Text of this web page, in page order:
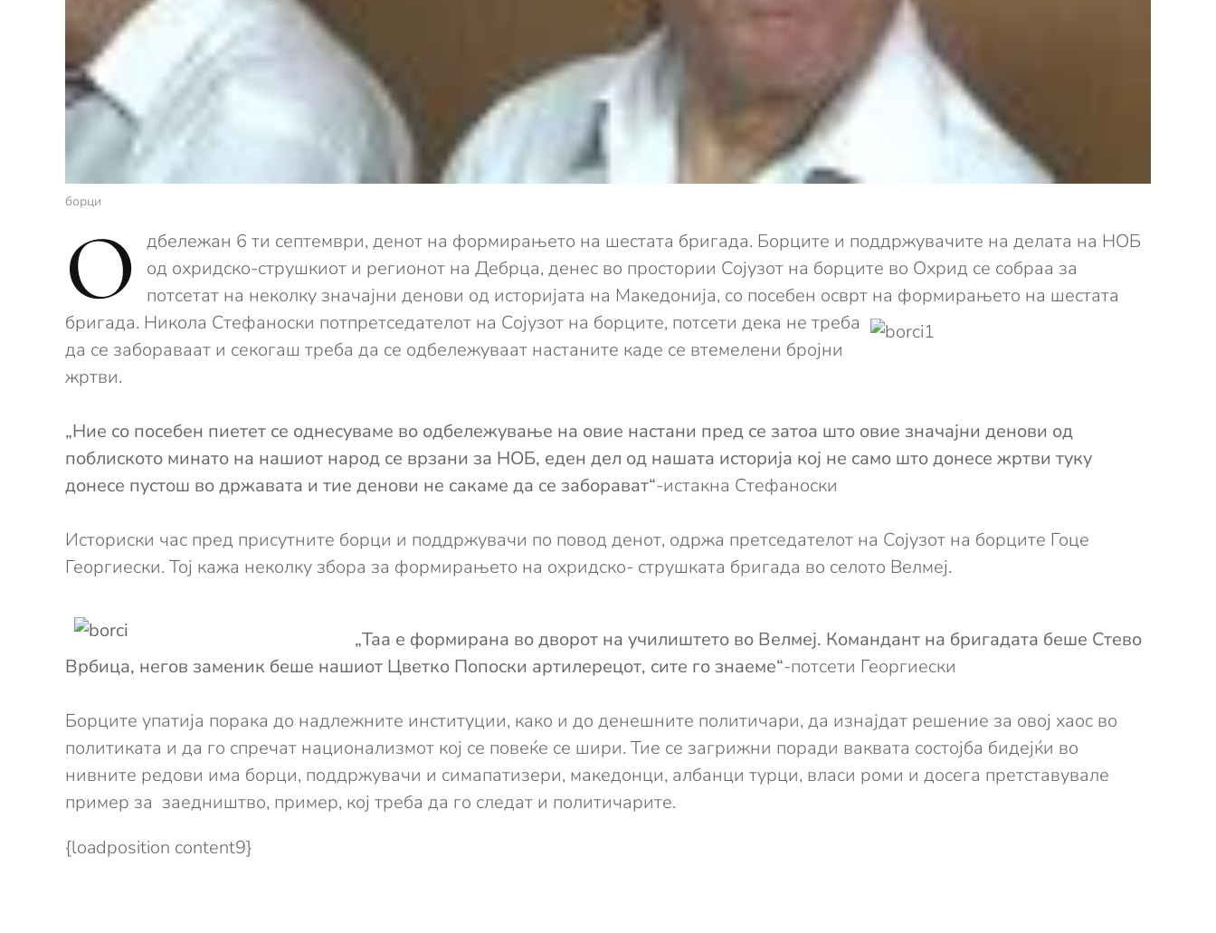
борци
О дбележан 6 ти септември, денот на формирањето на шестата бригада. Борците и поддржувачите на делата на НОБ
од охридско-струшкиот и регионот на Дебрца, денес во простории Сојузот на борците во Охрид се собраа за
потсетат на неколку значајни денови од историјата на Македонија, со посебен осврт на формирањето на шестата
бригада. Никола Стефаноски потпретседателот на Сојузот на борците, потсети дека не треба
да се забораваат и секогаш треба да се одбележуваат настаните каде се втемелени бројни
жртви.
„Ние со посебен пиетет се однесуваме во одбележување на овие настани пред се затоа што овие значајни денови од
поблиското минато на нашиот народ се врзани за НОБ, еден дел од нашата историја кој не само што донесе жртви туку
донесе пустош во државата и тие денови не сакаме да се заборават“-истакна Стефаноски
Историски час пред присутните борци и поддржувачи по повод денот, одржа претседателот на Сојузот на борците Гоце
Георгиески. Тој кажа неколку збора за формирањето на охридско- струшката бригада во селото Велмеј.
„Таа е формирана во дворот на училиштето во Велмеј. Командант на бригадата беше Стево
Врбица, негов заменик беше нашиот Цветко Попоски артилерецот, сите го знаеме“-потсети Георгиески
Борците упатија порака до надлежните институции, како и до денешните политичари, да изнајдат решение за овој хаос во
политиката и да го спречат национализмот кој се повеќе се шири. Тие се загрижни поради ваквата состојба бидејќи во
нивните редови има борци, поддржувачи и симапатизери, македонци, албанци турци, власи роми и досега претставувале
пример за заедништво, пример, кој треба да го следат и политичарите.
{loadposition content9}